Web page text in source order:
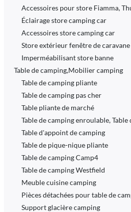
Accessoires pour store Fiamma,
Éclairage store camping car
Accessoires store camping car
Store extérieur fenêtre de caravane
Imperméabilisant store banne
Table de camping,Mobilier camping
Table de camping pliante
Table de camping pas cher
Table pliante de marché
Table de camping enroulable,
Table d'appoint de camping
Table de pique-nique pliante
Table de camping Camp4
Table de camping Westfield
Meuble cuisine camping
Pièces détachées pour table de
Support glacière camping